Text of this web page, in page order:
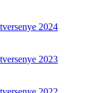
2024
2023